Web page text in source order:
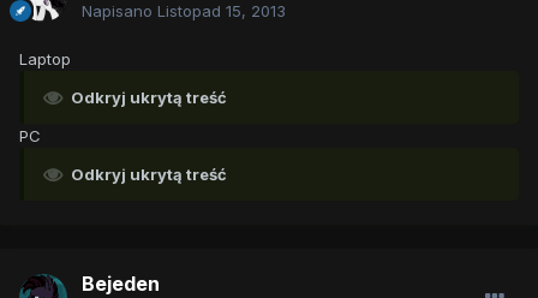
Napisano Listopad 15, 2013
Laptop
Odkryj ukrytą treść
PC
Odkryj ukrytą treść
Bejeden